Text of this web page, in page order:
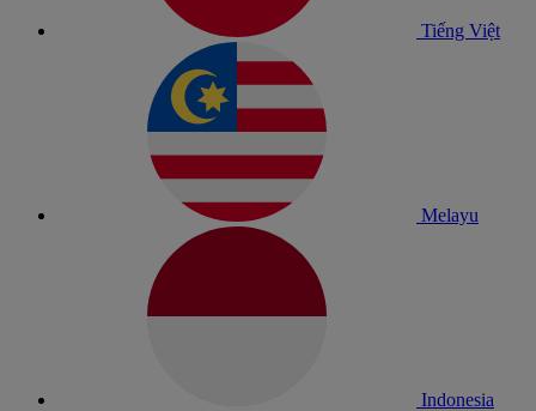
Tiếng Việt
Melayu
Indonesia